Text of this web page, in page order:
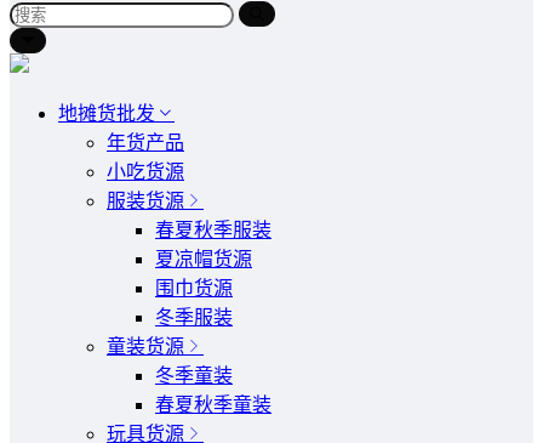
地摊货批发
年货产品
小吃货源
服装货源
春夏秋季服装
夏凉帽货源
围巾货源
冬季服装
童装货源
冬季童装
春夏秋季童装
玩具货源